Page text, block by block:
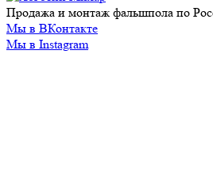
Продажа и монтаж фальшпола по
Мы в ВКонтакте
Мы в Instagram